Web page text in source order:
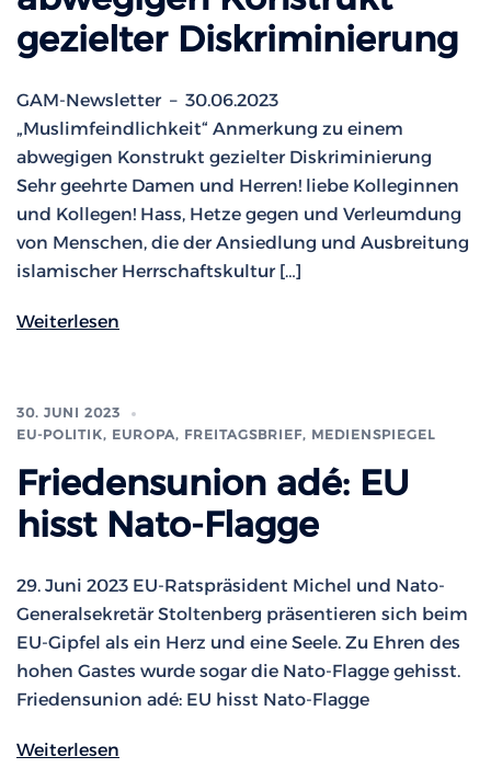
gezielter Diskriminierung
GAM-Newsletter – 30.06.2023
„Muslimfeindlichkeit“ Anmerkung zu einem
abwegigen Konstrukt gezielter Diskriminierung
Sehr geehrte Damen und Herren! liebe Kolleginnen
und Kollegen! Hass, Hetze gegen und Verleumdung
von Menschen, die der Ansiedlung und Ausbreitung
islamischer Herrschaftskultur […]
Weiterlesen
30. JUNI 2023
EU-POLITIK, EUROPA, FREITAGSBRIEF, MEDIENSPIEGEL
Friedensunion adé: EU
hisst Nato-Flagge
29. Juni 2023 EU-Ratspräsident Michel und Nato-
Generalsekretär Stoltenberg präsentieren sich beim
EU-Gipfel als ein Herz und eine Seele. Zu Ehren des
hohen Gastes wurde sogar die Nato-Flagge gehisst.
Friedensunion adé: EU hisst Nato-Flagge
Weiterlesen